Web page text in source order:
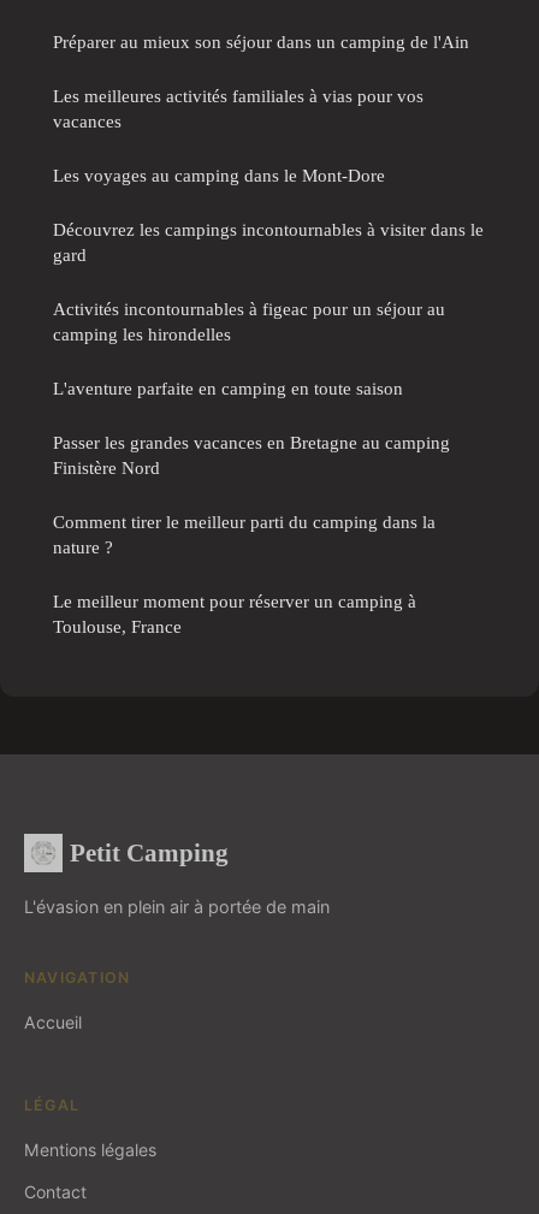
Préparer au mieux son séjour dans un camping de l'Ain
Les meilleures activités familiales à vias pour vos
vacances
Les voyages au camping dans le Mont-Dore
Découvrez les campings incontournables à visiter dans le
gard
Activités incontournables à figeac pour un séjour au
camping les hirondelles
L'aventure parfaite en camping en toute saison
Passer les grandes vacances en Bretagne au camping
Finistère Nord
Comment tirer le meilleur parti du camping dans la
nature ?
Le meilleur moment pour réserver un camping à
Toulouse, France
Petit Camping
L'évasion en plein air à portée de main
NAVIGATION
Accueil
LÉGAL
Mentions légales
Contact